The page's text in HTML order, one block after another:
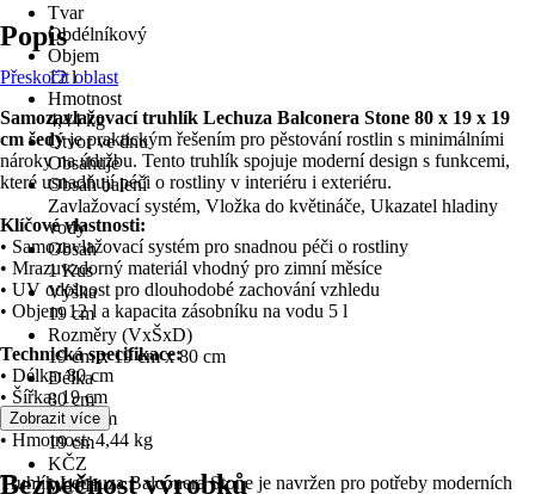
Tvar
Obdélníkový
Objem
12 l
Hmotnost
4,44 kg
Otvor ve dnu
Obsahuje
Obsah balení
Zavlažovací systém, Vložka do květináče, Ukazatel hladiny
vody
Obsah
1 Kus
Výška
19 cm
Rozměry (VxŠxD)
19 cm x 19 cm x 80 cm
Délka
80 cm
Šířka
19 cm
KČZ
W19H
Popis
Přeskočit oblast
Samozavlažovací truhlík Lechuza Balconera Stone 80 x 19 x 19
cm šedýje praktickým řešením pro pěstování rostlin s minimálními
nároky na údržbu. Tento truhlík spojuje moderní design s funkcemi,
které usnadňují péči o rostliny v interiéru i exteriéru.
Klíčové vlastnosti:
• Samozavlažovací systém pro snadnou péči o rostliny
• Mrazuvzdorný materiál vhodný pro zimní měsíce
• UV odolnost pro dlouhodobé zachování vzhledu
• Objem 12 l a kapacita zásobníku na vodu 5 l
Technická specifikace:
• Délka: 80 cm
• Šířka: 19 cm
• Výška: 19 cm
• Hmotnost: 4,44 kg
Truhlík Lechuza Balconera Stone je navržen pro potřeby moderních
Zobrazit více
Bezpečnost výrobků